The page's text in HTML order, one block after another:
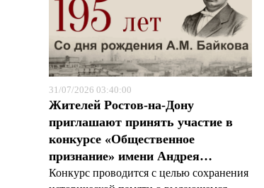
31/07/2026 03:40:00
Жителей Ростов-на-Дону
приглашают принять участие в
конкурсе «Общественное
признание» имени Андрея…
Конкурс проводится с целью сохранения